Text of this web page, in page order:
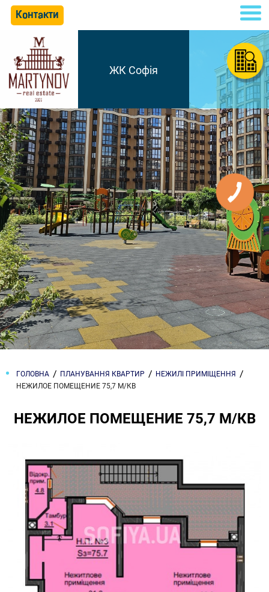
Контакти
ЖК Софія
ГОЛОВНА ПЛАНУВАННЯ КВАРТИР
НЕЖИЛІ ПРИМІЩЕННЯ
НЕЖИЛОЕ ПОМЕЩЕНИЕ 75,7 М/КВ
НЕЖИЛОЕ ПОМЕЩЕНИЕ 75,7 М/КВ